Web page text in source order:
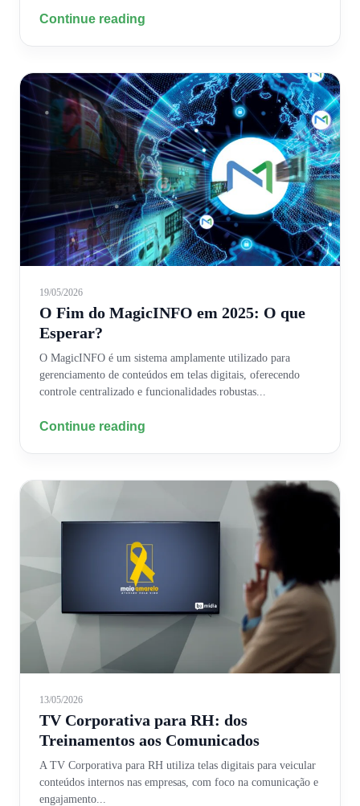
Continue reading
19/05/2026
O Fim do MagicINFO em 2025: O que
Esperar?
O MagicINFO é um sistema amplamente utilizado para
gerenciamento de conteúdos em telas digitais, oferecendo
controle centralizado e funcionalidades robustas...
Continue reading
13/05/2026
TV Corporativa para RH: dos
Treinamentos aos Comunicados
A TV Corporativa para RH utiliza telas digitais para veicular
conteúdos internos nas empresas, com foco na comunicação e
engajamento...